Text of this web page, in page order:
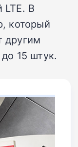
LTE. В
который
другим
15 штук.